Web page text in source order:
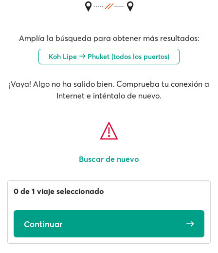
Amplía la búsqueda para obtener más resultados:
Koh Lipe Phuket (todos los puertos)
¡Vaya! Algo no ha salido bien. Comprueba tu conexión a
Internet e inténtalo de nuevo.
Buscar de nuevo
0 de 1 viaje seleccionado
Continuar